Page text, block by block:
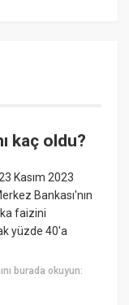
kaç oldu?
Kasım 2023
Bankası'nın
faizini
yüzde 40'a
burada okuyun: